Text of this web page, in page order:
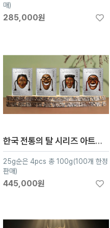
매)
285,000원
한국 전통의 탈 시리즈 아트실버 4종
25g순은 4pcs 총 100g(100개 한정
판매)
445,000원